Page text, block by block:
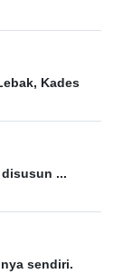
Kades
...
sendiri.